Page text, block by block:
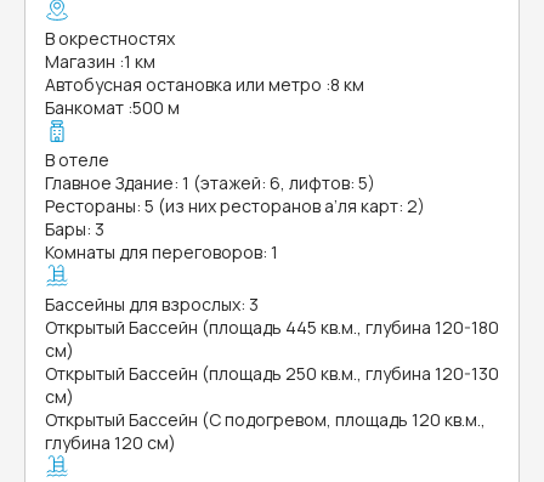
В окрестностях
Магазин :1 км
Автобусная остановка или метро :8 км
Банкомат :500 м
В отеле
Главное Здание: 1 (этажей: 6, лифтов: 5)
Рестораны: 5 (из них ресторанов а’ля карт: 2)
Бары: 3
Комнаты для переговоров: 1
Бассейны для взрослых: 3
Открытый Бассейн (площадь 445 кв.м., глубина 120-180
см)
Открытый Бассейн (площадь 250 кв.м., глубина 120-130
см)
Открытый Бассейн (С подогревом, площадь 120 кв.м.,
глубина 120 см)